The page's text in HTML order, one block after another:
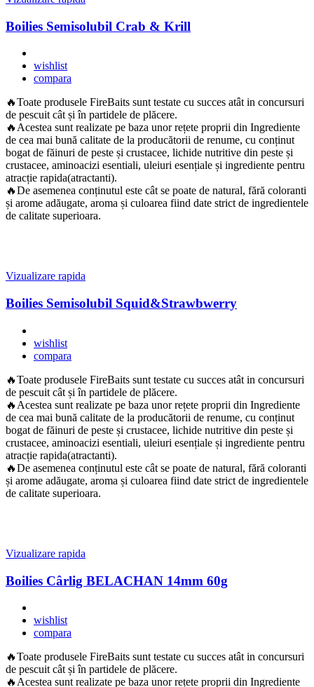
Boilies Semisolubil Crab & Krill
wishlist
compara
🔥Toate produsele FireBaits sunt testate cu succes atât in concursuri
de pescuit cât și în partidele de plăcere.
🔥Acestea sunt realizate pe baza unor rețete proprii din Ingrediente
de cea mai bună calitate de la producătorii de renume, cu conținut
bogat de făinuri de peste și crustacee, lichide nutritive din peste și
crustacee, aminoacizi esentiali, uleiuri esențiale și ingrediente pentru
atracție rapida(atractanti).
🔥De asemenea conținutul este cât se poate de natural, fără coloranti
și arome adăugate, aroma și culoarea fiind date strict de ingredientele
de calitate superioara.
Vizualizare rapida
Boilies Semisolubil Squid&Strawbwerry
wishlist
compara
🔥Toate produsele FireBaits sunt testate cu succes atât in concursuri
de pescuit cât și în partidele de plăcere.
🔥Acestea sunt realizate pe baza unor rețete proprii din Ingrediente
de cea mai bună calitate de la producătorii de renume, cu conținut
bogat de făinuri de peste și crustacee, lichide nutritive din peste și
crustacee, aminoacizi esentiali, uleiuri esențiale și ingrediente pentru
atracție rapida(atractanti).
🔥De asemenea conținutul este cât se poate de natural, fără coloranti
și arome adăugate, aroma și culoarea fiind date strict de ingredientele
de calitate superioara.
Vizualizare rapida
Boilies Cârlig BELACHAN 14mm 60g
wishlist
compara
🔥Toate produsele FireBaits sunt testate cu succes atât in concursuri
de pescuit cât și în partidele de plăcere.
🔥Acestea sunt realizate pe baza unor rețete proprii din Ingrediente